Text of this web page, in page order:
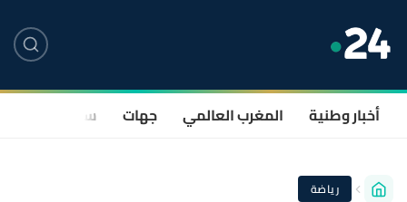
أخبار وطنية المغرب العالمي جهات سياسة
رياضة